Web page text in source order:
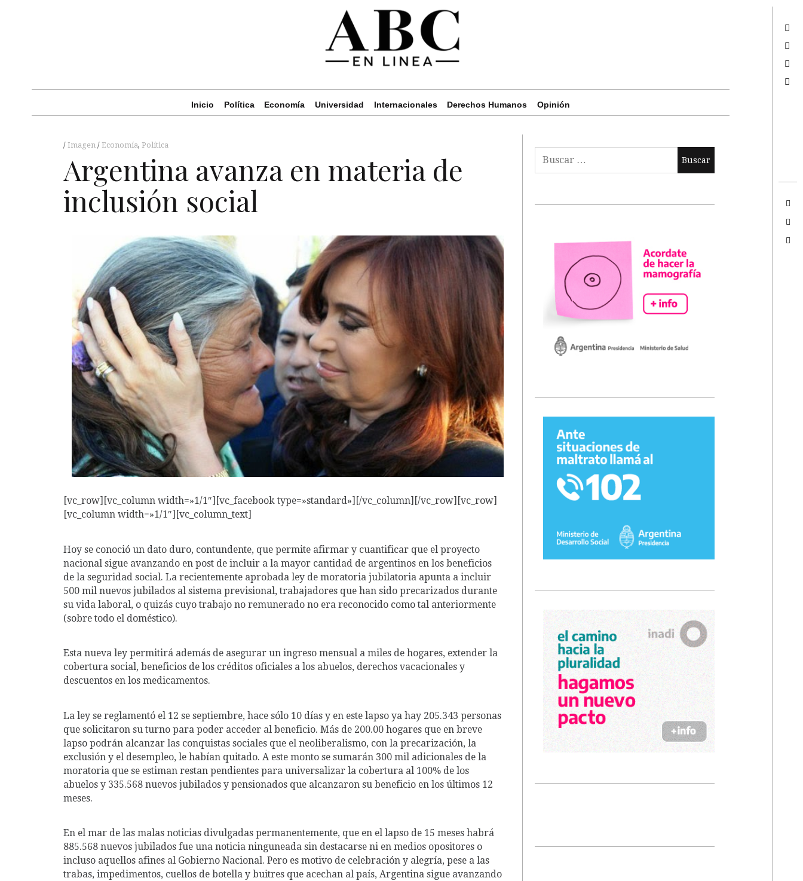
Inicio Política Economía Universidad Internacionales Derechos Humanos Opinión
Imagen Economía, Política
Argentina avanza en materia de
inclusión social
[vc_row][vc_column width=»1/1″][vc_facebook type=»standard»][/vc_column][/vc_row][vc_row]
[vc_column width=»1/1″][vc_column_text]
Hoy se conoció un dato duro, contundente, que permite afirmar y cuantificar que el proyecto
nacional sigue avanzando en post de incluir a la mayor cantidad de argentinos en los beneficios
de la seguridad social. La recientemente aprobada ley de moratoria jubilatoria apunta a incluir
500 mil nuevos jubilados al sistema previsional, trabajadores que han sido precarizados durante
su vida laboral, o quizás cuyo trabajo no remunerado no era reconocido como tal anteriormente
(sobre todo el doméstico).
Esta nueva ley permitirá además de asegurar un ingreso mensual a miles de hogares, extender la
cobertura social, beneficios de los créditos oficiales a los abuelos, derechos vacacionales y
descuentos en los medicamentos.
La ley se reglamentó el 12 se septiembre, hace sólo 10 días y en este lapso ya hay 205.343 personas
que solicitaron su turno para poder acceder al beneficio. Más de 200.00 hogares que en breve
lapso podrán alcanzar las conquistas sociales que el neoliberalismo, con la precarización, la
exclusión y el desempleo, le habían quitado. A este monto se sumarán 300 mil adicionales de la
moratoria que se estiman restan pendientes para universalizar la cobertura al 100% de los
abuelos y 335.568 nuevos jubilados y pensionados que alcanzaron su beneficio en los últimos 12
meses.
En el mar de las malas noticias divulgadas permanentemente, que en el lapso de 15 meses habrá
885.568 nuevos jubilados fue una noticia ninguneada sin destacarse ni en medios opositores o
incluso aquellos afines al Gobierno Nacional. Pero es motivo de celebración y alegría, pese a las
trabas, impedimentos, cuellos de botella y buitres que acechan al país, Argentina sigue avanzando